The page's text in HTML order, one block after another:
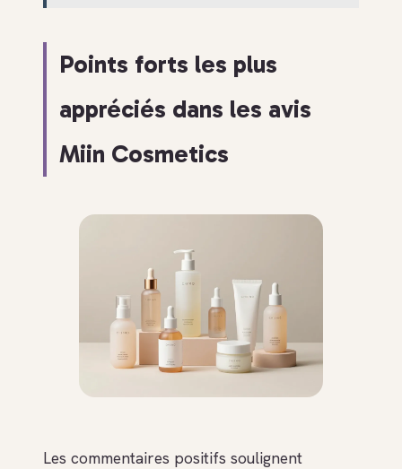
Points forts les plus
appréciés dans les avis
Miin Cosmetics
Les commentaires positifs soulignent